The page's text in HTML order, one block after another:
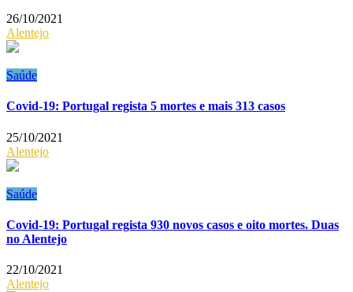
26/10/2021
Alentejo
Saúde
Covid-19: Portugal regista 5 mortes e mais 313 casos
25/10/2021
Alentejo
Saúde
Covid-19: Portugal regista 930 novos casos e oito mortes. Duas
no Alentejo
22/10/2021
Alentejo